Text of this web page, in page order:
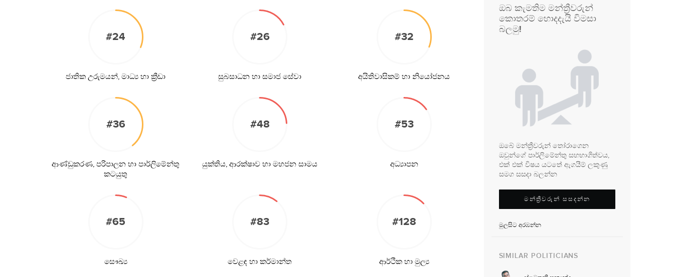
#24
ජාතික උරුමයන්, මාධ්‍ය හා ක්‍රීඩා
#26
සුබසාධන හා සමාජ සේවා
#32
අයිතිවාසිකම් හා නියෝජනය
#36
ආණ්ඩුකරණ, පරිපාලන හා පාර්ලිමේන්තු
කටයුතු
#48
යුක්තිය, ආරක්ෂාව හා මහජන සාමය
#53
අධ්‍යාපන
#65
සෞඛ්‍ය
#83
වෙළඳ හා කර්මාන්ත
#128
ආර්ථික හා මුල්‍ය
ඔබ කැමතිම මන්ත්‍රීවරුන්
කොතරම් හොදදැයි විමසා
බලමු!
ඔබේ මන්ත්‍රීවරුන් තෝරාගෙන
ඔවුන්ගේ පාර්ලිමේන්තු සහභාගිත්වය,
එක් එක් විෂය යටතේ ඇගයීම් ලකුණු
සමග සසදා බලන්න
මන්ත්‍රීවරුන් සසදන්න
මුලසිට අරඹන්න
SIMILAR POLITICIANS